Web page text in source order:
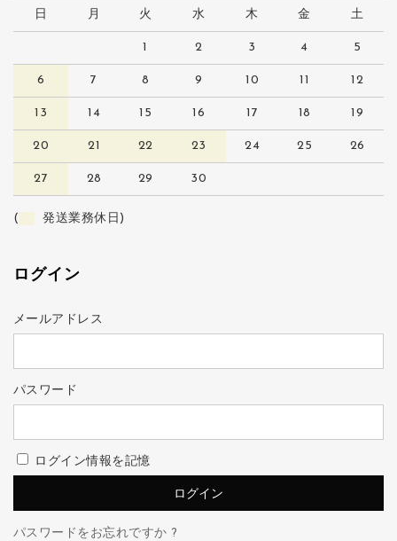
日 月 火 水 木 金 土
1 2 3 4 5
6 7 8 9 10 11 12
13 14 15 16 17 18 19
20 21 22 23 24 25 26
27 28 29 30
( 発送業務休日)
ログイン
メールアドレス
パスワード
ログイン情報を記憶
パスワードをお忘れですか ?